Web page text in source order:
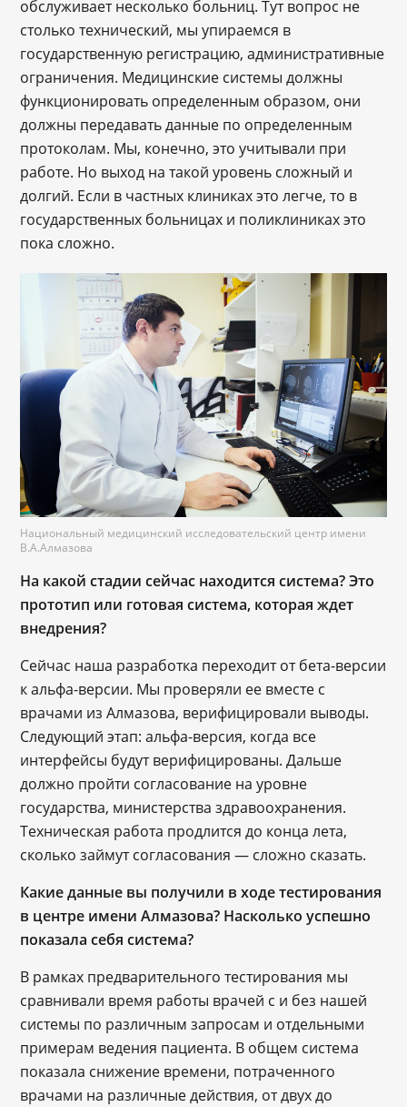
обслуживает несколько больниц. Тут вопрос не
столько технический, мы упираемся в
государственную регистрацию, административные
ограничения. Медицинские системы должны
функционировать определенным образом, они
должны передавать данные по определенным
протоколам. Мы, конечно, это учитывали при
работе. Но выход на такой уровень сложный и
долгий. Если в частных клиниках это легче, то в
государственных больницах и поликлиниках это
пока сложно.
Национальный медицинский исследовательский центр имени
В.А.Алмазова
На какой стадии сейчас находится система? Это
прототип или готовая система, которая ждет
внедрения?
Сейчас наша разработка переходит от бета-версии
к альфа-версии. Мы проверяли ее вместе с
врачами из Алмазова, верифицировали выводы.
Следующий этап: альфа-версия, когда все
интерфейсы будут верифицированы. Дальше
должно пройти согласование на уровне
государства, министерства здравоохранения.
Техническая работа продлится до конца лета,
сколько займут согласования — сложно сказать.
Какие данные вы получили в ходе тестирования
в центре имени Алмазова? Насколько успешно
показала себя система?
В рамках предварительного тестирования мы
сравнивали время работы врачей с и без нашей
системы по различным запросам и отдельными
примерам ведения пациента. В общем система
показала снижение времени, потраченного
врачами на различные действия, от двух до